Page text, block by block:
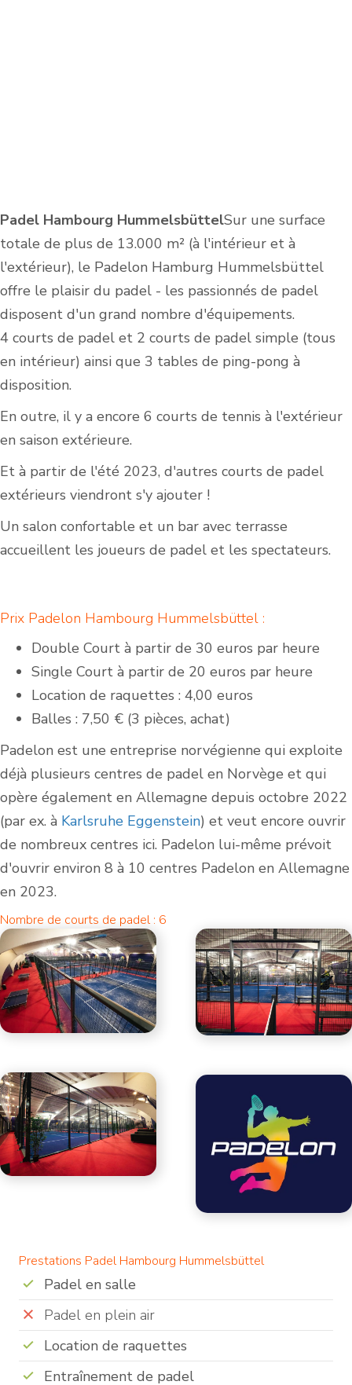
Padel Hambourg HummelsbüttelSur une surface
totale de plus de 13.000 m² (à l'intérieur et à
l'extérieur), le Padelon Hamburg Hummelsbüttel
offre le plaisir du padel - les passionnés de padel
disposent d'un grand nombre d'équipements.
4 courts de padel et 2 courts de padel simple (tous
en intérieur) ainsi que 3 tables de ping-pong à
disposition.
En outre, il y a encore 6 courts de tennis à l'extérieur
en saison extérieure.
Et à partir de l'été 2023, d'autres courts de padel
extérieurs viendront s'y ajouter !
Un salon confortable et un bar avec terrasse
accueillent les joueurs de padel et les spectateurs.
Prix Padelon Hambourg Hummelsbüttel :
Double Court à partir de 30 euros par heure
Single Court à partir de 20 euros par heure
Location de raquettes : 4,00 euros
Balles : 7,50 € (3 pièces, achat)
Padelon est une entreprise norvégienne qui exploite
déjà plusieurs centres de padel en Norvège et qui
opère également en Allemagne depuis octobre 2022
(par ex. à Karlsruhe Eggenstein) et veut encore ouvrir
de nombreux centres ici. Padelon lui-même prévoit
d'ouvrir environ 8 à 10 centres Padelon en Allemagne
en 2023.
Nombre de courts de padel : 6
Prestations Padel Hambourg Hummelsbüttel
Padel en salle
Padel en plein air
Location de raquettes
Entraînement de padel